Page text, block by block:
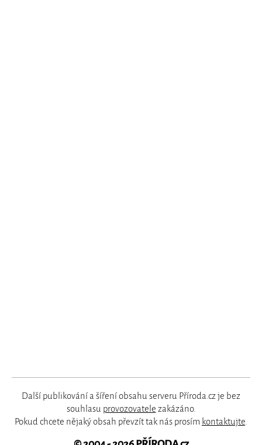
Další publikování a šíření obsahu serveru Příroda.cz je bez
souhlasu provozovatele zakázáno.
Pokud chcete nějaký obsah převzít tak nás prosím kontaktujte.